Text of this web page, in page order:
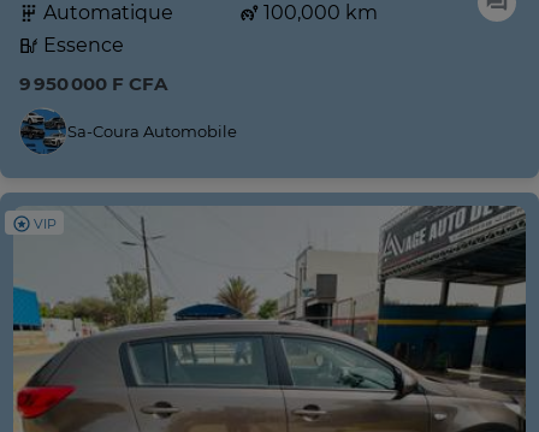
Automatique
100,000 km
Essence
9 950 000 F CFA
Sa-Coura Automobile
VIP